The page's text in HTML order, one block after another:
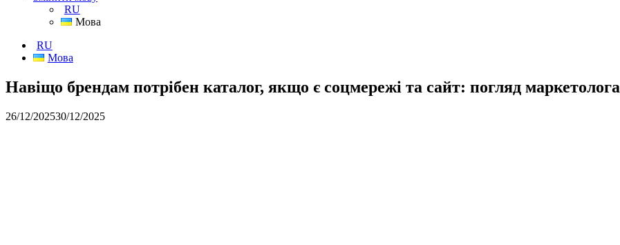
RU
Мова
RU
Мова
Навіщо брендам потрібен каталог, якщо є соцмережі та сайт: погляд маркетолога
26/12/202530/12/2025